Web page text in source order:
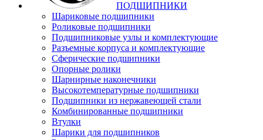
ПОДШИПНИКИ
Шариковые подшипники
Роликовые подшипники
Подшипниковые узлы и комплектующие
Разъемные корпуса и комплектующие
Сферические подшипники
Опорные ролики
Шарнирные наконечники
Высокотемпературные подшипники
Подшипники из нержавеющей стали
Комбинированные подшипники
Втулки
Шарики для подшипников